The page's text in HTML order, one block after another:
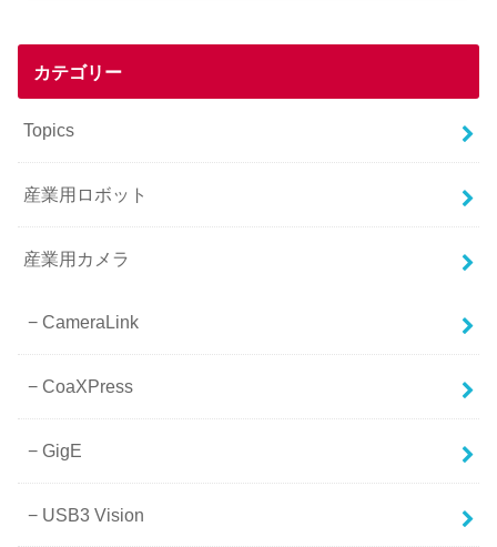
カテゴリー
Topics
産業用ロボット
産業用カメラ
CameraLink
CoaXPress
GigE
USB3 Vision